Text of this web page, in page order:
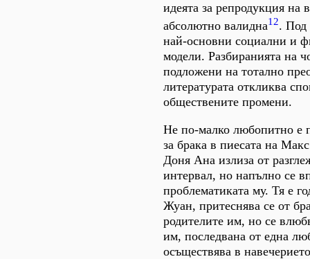
идеята за репродукция на
абсолютно валидна12. Под
най-основни социални и
модели. Разбиранията на
подложени на тотално
литературата откликва
обществените промени.
Не по-малко любопитно е
за брака в пиесата на
Доня Ана излиза от
интервал, но напълно се
проблематиката му. Тя е
Жуан, притеснява се от
родителите им, но се
им, последвана от една
осъществява в